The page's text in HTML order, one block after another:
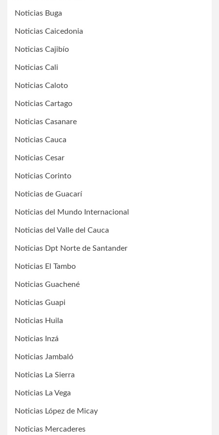
Noticias Buga
Noticias Caicedonia
Noticias Cajibío
Noticias Cali
Noticias Caloto
Noticias Cartago
Noticias Casanare
Noticias Cauca
Noticias Cesar
Noticias Corinto
Noticias de Guacarí
Noticias del Mundo Internacional
Noticias del Valle del Cauca
Noticias Dpt Norte de Santander
Noticias El Tambo
Noticias Guachené
Noticias Guapi
Noticias Huila
Noticias Inzá
Noticias Jambaló
Noticias La Sierra
Noticias La Vega
Noticias López de Micay
Noticias Mercaderes